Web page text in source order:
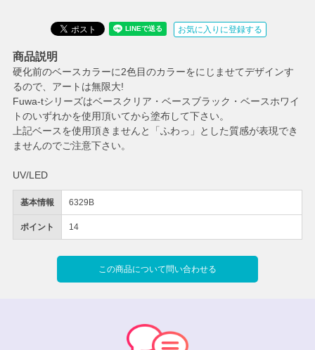
基本情報 6329B
ポイント 14
お気に入りに登録する
この商品について問い合わせる
商品説明
硬化前のベースカラーに2色目のカラーをにじませてデザインす
るので、アートは無限大!
Fuwa-tシリーズはベースクリア・ベースブラック・ベースホワイ
トのいずれかを使用頂いてから塗布して下さい。
上記ベースを使用頂きませんと「ふわっ」とした質感が表現でき
ませんのでご注意下さい。
UV/LED